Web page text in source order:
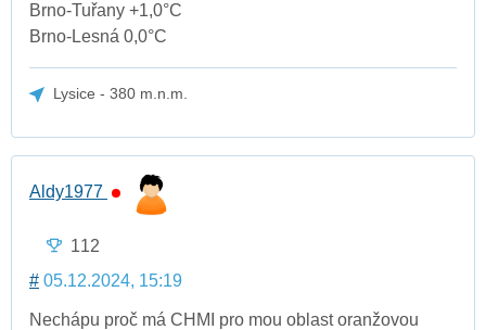
Brno-Tuřany +1,0°C
Brno-Lesná 0,0°C
Lysice - 380 m.n.m.
Aldy1977
112
# 05.12.2024, 15:19
Nechápu proč má CHMI pro mou oblast oranžovou